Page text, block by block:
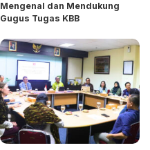
Mengenal dan Mendukung
Gugus Tugas KBB